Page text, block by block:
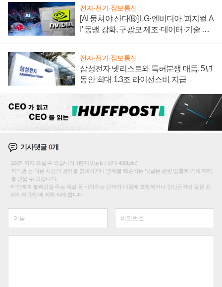
전자·전기·정보통신
[AI 뭉쳐야 산다⑧] LG·엔비디아 '피지컬 A
I' 동맹 강화, 구광모 제조·데이터·기술 결
전자·전기·정보통신
삼성전자 넷리스트와 특허분쟁 매듭, 5년
동안 최대 1.3조 라이선스비 지급
기사댓글0개
200자까지 쓰실 수 있습니다. (현재 0 byte / 최대 400byte)
저작권 등 다른 사람의 권리를 침해하거나 명예를 훼손하는 댓글은 관련 법률에 의해 제재
를 받을 수 있습니다.
타인에게 불쾌감을 주는 욕설 등 비하하는 단어가 내용에 포함되거나 인신공격성 글은 관
리자의 판단에 의해 삭제 합니다.